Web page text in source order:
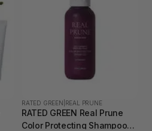
RATED GREEN REAL PRUNE
RATED GREEN Real Prune
Color Protecting Shampoo